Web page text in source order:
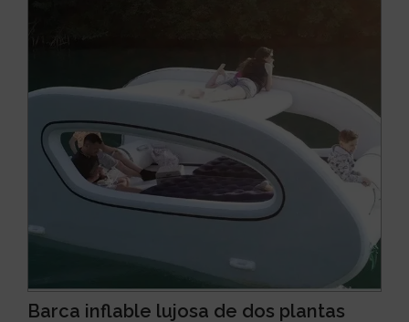
Barca inflable lujosa de dos plantas